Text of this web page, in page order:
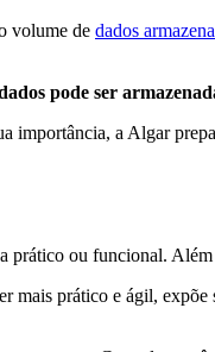
volume de dados
pode ser
importância, a Algar
prático ou funcional.
prático e ágil,